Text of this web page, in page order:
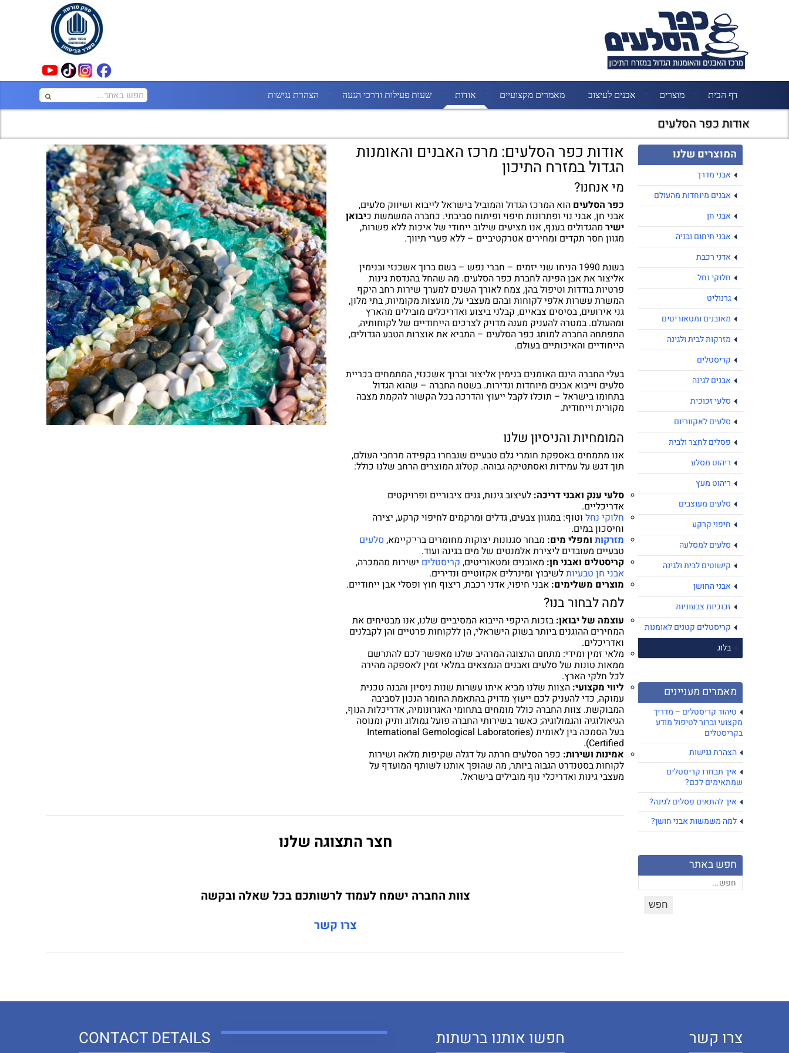
דף הבית מוצרים אבנים לעיצוב מאמרים מקצועיים אודות שעות פעילות ודרכי הגעה הצהרת נגישות
אודות כפר הסלעים
המוצרים שלנו
אבני מדרך
אבנים מיוחדות מהעולם
אבני חן
אבני תיחום ובניה
אדני רכבת
חלוקי נחל
גרנוליט
מאובנים ומטאוריטים
מזרקות לבית ולגינה
קריסטלים
אבנים לגינה
סלעי זכוכית
סלעים לאקווריום
פסלים לחצר ולבית
ריהוט מסלע
ריהוט מעץ
סלעים מעוצבים
חיפוי קרקע
סלעים למסלעה
קישוטים לבית ולגינה
אבני החושן
זכוכיות צבעוניות
קריסטלים קטנים לאומנות
בלוג
מאמרים מעניינים
טיהור קריסטלים – מדריך
מקצועי וברור לטיפול מודע
בקריסטלים
הצהרת נגישות
איך תבחרו קריסטלים
שמתאימים לכם?
איך להתאים פסלים לגינה?
למה משמשות אבני חושן?
חפש באתר
אודות כפר הסלעים: מרכז האבנים והאומנות
הגדול במזרח התיכון
מי אנחנו?
כפר הסלעים הוא המרכז הגדול והמוביל בישראל לייבוא ושיווק סלעים,
אבני חן, אבני נוי ופתרונות חיפוי ופיתוח סביבתי. כחברה המשמשת כיבואן
ישירמהגדולים בענף, אנו מציעים שילוב ייחודי של איכות ללא פשרות,
מגוון חסר תקדים ומחירים אטרקטיביים – ללא פערי תיווך.
בשנת 1990 הניחו שני יזמים – חברי נפש – בשם ברוך אשכנזי ובנימין
אליצור את אבן הפינה לחברת כפר הסלעים. מה שהחל בהנדסת גינות
פרטיות בודדות וטיפול בהן, צמח לאורך השנים למערך שירות רחב היקף
המשרת עשרות אלפי לקוחות ובהם מעצבי על, מועצות מקומיות, בתי מלון,
גני אירועים, בסיסים צבאיים, קבלני ביצוע ואדריכלים מובילים מהארץ
ומהעולם. במטרה להעניק מענה מדויק לצרכים הייחודיים של לקוחותיה,
התפתחה החברה למותג כפר הסלעים – המביא את אוצרות הטבע הגדולים,
הייחודיים והאיכותיים בעולם.
בעלי החברה הינם האומנים בנימין אליצור וברוך אשכנזי, המתמחים בכריית
סלעים וייבוא אבנים מיוחדות ונדירות. בשטח החברה – שהוא הגדול
בתחומו בישראל – תוכלו לקבל ייעוץ והדרכה בכל הקשור להקמת מצבה
מקורית וייחודית.
המומחיות והניסיון שלנו
אנו מתמחים באספקת חומרי גלם טבעיים שנבחרו בקפידה מרחבי העולם,
תוך דגש על עמידות ואסתטיקה גבוהה. קטלוג המוצרים הרחב שלנו כולל:
סלעי ענק ואבני דריכה: לעיצוב גינות, גנים ציבוריים ופרויקטים
אדריכליים.
חלוקי נחלוטוף: במגוון צבעים, גדלים ומרקמים לחיפוי קרקע, יצירה
וחיסכון במים.
מזרקותומפלי מים: מבחר סגנונות יצוקות מחומרים ברי־קיימא,סלעים
טבעיים מעובדים ליצירת אלמנטים של מים בגינה ועוד.
קריסטלים ואבני חן: מאובנים ומטאוריטים, קריסטלים ישירות מהמכרה,
אבני חן טבעיותלשיבוץ ומינרלים אקזוטיים ונדירים.
מוצרים משלימים: אבני חיפוי, אדני רכבת, ריצוף חוץ ופסלי אבן ייחודיים.
למה לבחור בנו?
עוצמה של יבואן: בזכות היקפי הייבוא המסיביים שלנו, אנו מבטיחים את
המחירים ההוגנים ביותר בשוק הישראלי, הן ללקוחות פרטיים והן לקבלנים
ואדריכלים.
מלאי זמין ומידי: מתחם התצוגה המרהיב שלנו מאפשר לכם להתרשם
ממאות טונות של סלעים ואבנים הנמצאים במלאי זמין לאספקה מהירה
לכל חלקי הארץ.
ליווי מקצועי: הצוות שלנו מביא איתו עשרות שנות ניסיון והבנה טכנית
עמוקה, כדי להעניק לכם ייעוץ מדויק בהתאמת החומר הנכון לסביבה
המבוקשת. צוות החברה כולל מומחים בתחומי האגרונומיה, אדריכלות הנוף,
הגיאולוגיה והגמולוגיה; כאשר בשירותי החברה פועל גמולוג ותיק ומנוסה
בעל הסמכה בין לאומית (International Gemological Laboratories
Certified).
אמינות ושירות: כפר הסלעים חרתה על דגלה שקיפות מלאה ושירות
לקוחות בסטנדרט הגבוה ביותר, מה שהופך אותנו לשותף המועדף על
מעצבי גינות ואדריכלי נוף מובילים בישראל.
חצר התצוגה שלנו
צוות החברה ישמח לעמוד לרשותכם בכל שאלה ובקשה
צרו קשר
צרו קשר חפשו אותנו ברשתות CONTACT DETAILS